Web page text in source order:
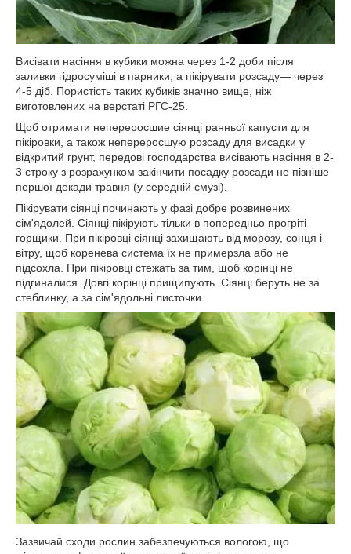
Висівати насіння в кубики можна через 1-2 доби після
заливки гідросуміші в парники, а пікірувати розсаду— через
4-5 діб. Пористість таких кубиків значно вище, ніж
виготовлених на верстаті РГС-25.
Щоб отримати непереросшие сіянці ранньої капусти для
пікіровки, а також непереросшую розсаду для висадки у
відкритий грунт, передові господарства висівають насіння в 2-
3 строку з розрахунком закінчити посадку розсади не пізніше
першої декади травня (у середній смузі).
Пікірувати сіянці починають у фазі добре розвинених
сім'ядолей. Сіянці пікірують тільки в попередньо прогріті
горщики. При пікіровці сіянці захищають від морозу, сонця і
вітру, щоб коренева система їх не примерзла або не
підсохла. При пікіровці стежать за тим, щоб корінці не
підгиналися. Довгі корінці прищипують. Сіянці беруть не за
стеблинку, а за сім'ядольні листочки.
Зазвичай сходи рослин забезпечуються вологою, що